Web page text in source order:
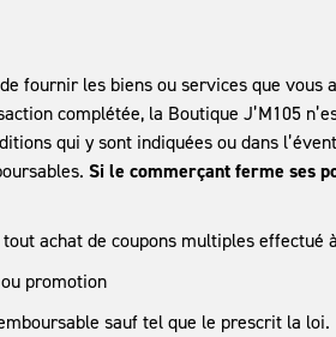
fournir les biens ou services que
complétée, la Boutique J’M105
qui y sont indiquées ou dans
Si le commerçant ferme ses
achat de coupons multiples
promotion
sauf tel que le prescrit la loi.